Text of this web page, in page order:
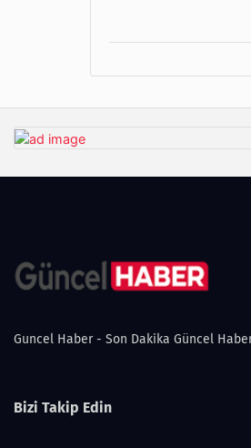
Guncel Haber - Son Dakika Güncel
Bizi Takip Edin